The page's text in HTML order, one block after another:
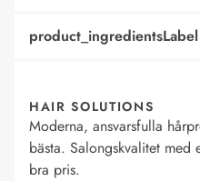
product_ingredientsLabel
HAIR SOLUTIONS
Moderna, ansvarsfulla
bästa. Salongskvalitet
bra pris.